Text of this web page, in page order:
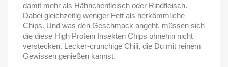
damit mehr als Hähnchenfleisch oder Rindfleisch.
Dabei gleichzeitig weniger Fett als herkömmliche
Chips. Und was den Geschmack angeht, müssen sich
die diese High Protein Insekten Chips ohnehin nicht
verstecken. Lecker-crunchige Chili, die Du mit reinem
Gewissen genießen kannst.